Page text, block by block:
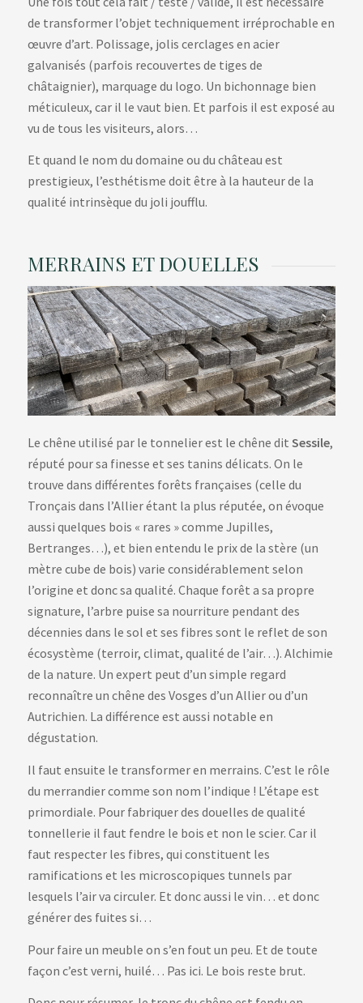
de transformer l’objet techniquement irréprochable en
œuvre d’art. Polissage, jolis cerclages en acier
galvanisés (parfois recouvertes de tiges de
châtaignier), marquage du logo. Un bichonnage bien
méticuleux, car il le vaut bien. Et parfois il est exposé au
vu de tous les visiteurs, alors…
Et quand le nom du domaine ou du château est
prestigieux, l’esthétisme doit être à la hauteur de la
qualité intrinsèque du joli joufflu.
MERRAINS ET DOUELLES
Le chêne utilisé par le tonnelier est le chêne dit Sessile,
réputé pour sa finesse et ses tanins délicats. On le
trouve dans différentes forêts françaises (celle du
Tronçais dans l’Allier étant la plus réputée, on évoque
aussi quelques bois « rares » comme Jupilles,
Bertranges…), et bien entendu le prix de la stère (un
mètre cube de bois) varie considérablement selon
l’origine et donc sa qualité. Chaque forêt a sa propre
signature, l’arbre puise sa nourriture pendant des
décennies dans le sol et ses fibres sont le reflet de son
écosystème (terroir, climat, qualité de l’air…). Alchimie
de la nature. Un expert peut d’un simple regard
reconnaître un chêne des Vosges d’un Allier ou d’un
Autrichien. La différence est aussi notable en
dégustation.
Il faut ensuite le transformer en merrains. C’est le rôle
du merrandier comme son nom l’indique ! L’étape est
primordiale. Pour fabriquer des douelles de qualité
tonnellerie il faut fendre le bois et non le scier. Car il
faut respecter les fibres, qui constituent les
ramifications et les microscopiques tunnels par
lesquels l’air va circuler. Et donc aussi le vin… et donc
générer des fuites si…
Pour faire un meuble on s’en fout un peu. Et de toute
façon c’est verni, huilé… Pas ici. Le bois reste brut.